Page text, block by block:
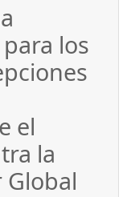
los
el
la
Global